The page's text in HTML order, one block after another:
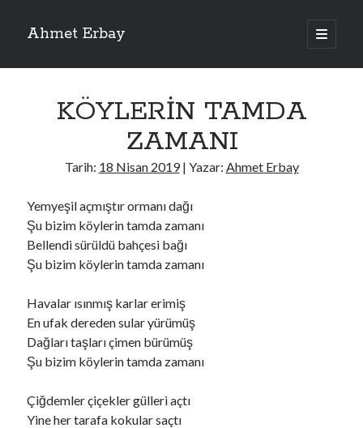
Ahmet Erbay
ana
menüyü
Yan
Menü
ELİF BENİ BIRAKMA
YALAN DEMEM HARAM YEMEM
Son Yorumlar
BAĞIŞLA ADINIiçin dario72
BAĞIŞLA ADINIiçin foodie22
BAĞIŞLA ADINIiçinZoe72
BAĞIŞLA ADINIiçindailyLinda1997
Ara
KÖYLERİN TAMDA
ZAMANI
Tarih: 18 Nisan 2019| Yazar: Ahmet Erbay
Yemyeşil açmıştır ormanı dağı
Şu bizim köylerin tamda zamanı
Bellendi sürüldü bahçesi bağı
Şu bizim köylerin tamda zamanı
Havalar ısınmış karlar erimiş
En ufak dereden sular yürümüş
Dağları taşları çimen bürümüş
Şu bizim köylerin tamda zamanı
Çiğdemler çiçekler gülleri açtı
Yine her tarafa kokular saçtı